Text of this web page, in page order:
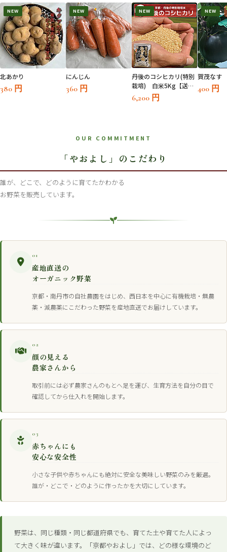
NEW
北あかり
380 円
NEW
SOLD OUT
にんじん
360 円
NEW
丹後のコシヒカリ(特別
栽培) 白米5Kg【送料
無料対象外】
6,200 円
NEW
賀茂なす
400 円
OUR COMMITMENT
「やおよし」のこだわり
誰が、どこで、どのように育てたかわかる
お野菜を販売しています。
01
産地直送の
オーガニック野菜
京都・南丹市の自社農園をはじめ、西日本を中心に有機栽培・無農
薬・減農薬にこだわった野菜を産地直送でお届けしています。
02
顔の見える
農家さんから
取引前には必ず農家さんのもとへ足を運び、生育方法を自分の目で
確認してから仕入れを開始します。
03
赤ちゃんにも
安心な安全性
小さな子供や赤ちゃんにも絶対に安全な美味しい野菜のみを厳選。
誰が・どこで・どのように作ったかを大切にしています。
野菜は、同じ種類・同じ都道府県でも、育てた土や育てた人によっ
て大きく味が違います。「京都やおよし」では、どの様な環境のど